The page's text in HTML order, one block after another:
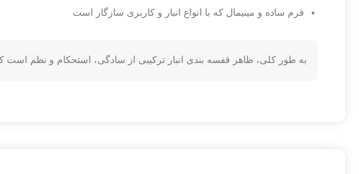
فرم ساده و مینیمال که با انواع انبار و کاربری سازگار است
به طور کلی، ظاهر قفسه بندی انبار ترکیبی از سادگی، استحکام و نظم است